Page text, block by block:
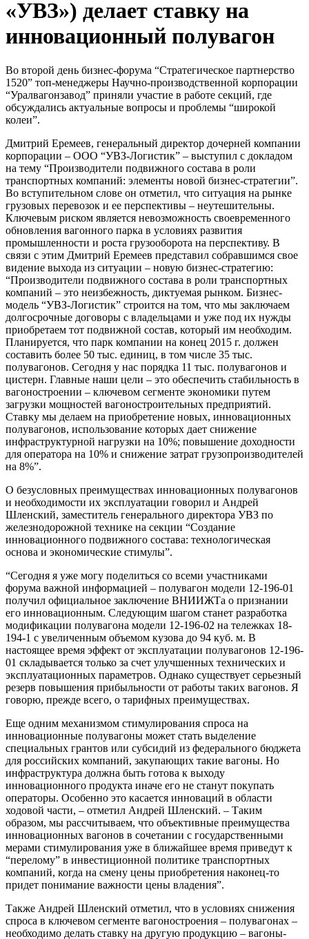
«УВЗ») делает ставку на
инновационный полувагон
Во второй день бизнес-форума “Стратегическое партнерство
1520” топ-менеджеры Научно-производственной корпорации
“Уралвагонзавод” приняли участие в работе секций, где
обсуждались актуальные вопросы и проблемы “широкой
колеи”.
Дмитрий Еремеев, генеральный директор дочерней компании
корпорации – ООО “УВЗ-Логистик” – выступил с докладом
на тему “Производители подвижного состава в роли
транспортных компаний: элементы новой бизнес-стратегии”.
Во вступительном слове он отметил, что ситуация на рынке
грузовых перевозок и ее перспективы – неутешительны.
Ключевым риском является невозможность своевременного
обновления вагонного парка в условиях развития
промышленности и роста грузооборота на перспективу. В
связи с этим Дмитрий Еремеев представил собравшимся свое
видение выхода из ситуации – новую бизнес-стратегию:
“Производители подвижного состава в роли транспортных
компаний – это неизбежность, диктуемая рынком. Бизнес-
модель “УВЗ-Логистик” строится на том, что мы заключаем
долгосрочные договоры с владельцами и уже под их нужды
приобретаем тот подвижной состав, который им необходим.
Планируется, что парк компании на конец 2015 г. должен
составить более 50 тыс. единиц, в том числе 35 тыс.
полувагонов. Сегодня у нас порядка 11 тыс. полувагонов и
цистерн. Главные наши цели – это обеспечить стабильность в
вагоностроении – ключевом сегменте экономики путем
загрузки мощностей вагоностроительных предприятий.
Ставку мы делаем на приобретение новых, инновационных
полувагонов, использование которых дает снижение
инфраструктурной нагрузки на 10%; повышение доходности
для оператора на 10% и снижение затрат грузопроизводителей
на 8%”.
О безусловных преимуществах инновационных полувагонов
и необходимости их эксплуатации говорил и Андрей
Шленский, заместитель генерального директора УВЗ по
железнодорожной технике на секции “Создание
инновационного подвижного состава: технологическая
основа и экономические стимулы”.
“Сегодня я уже могу поделиться со всеми участниками
форума важной информацией – полувагон модели 12-196-01
получил официальное заключение ВНИИЖТа о признании
его инновационным. Следующим шагом станет разработка
модификации полувагона модели 12-196-02 на тележках 18-
194-1 с увеличенным объемом кузова до 94 куб. м. В
настоящее время эффект от эксплуатации полувагонов 12-196-
01 складывается только за счет улучшенных технических и
эксплуатационных параметров. Однако существует серьезный
резерв повышения прибыльности от работы таких вагонов. Я
говорю, прежде всего, о тарифных преимуществах.
Еще одним механизмом стимулирования спроса на
инновационные полувагоны может стать выделение
специальных грантов или субсидий из федерального бюджета
для российских компаний, закупающих такие вагоны. Но
инфраструктура должна быть готова к выходу
инновационного продукта иначе его не станут покупать
операторы. Особенно это касается инноваций в области
ходовой части, – отметил Андрей Шленский. – Таким
образом, мы рассчитываем, что объективные преимущества
инновационных вагонов в сочетании с государственными
мерами стимулирования уже в ближайшее время приведут к
“перелому” в инвестиционной политике транспортных
компаний, когда на смену цены приобретения наконец-то
придет понимание важности цены владения”.
Также Андрей Шленский отметил, что в условиях снижения
спроса в ключевом сегменте вагоностроения – полувагонах –
необходимо делать ставку на другую продукцию – вагоны-